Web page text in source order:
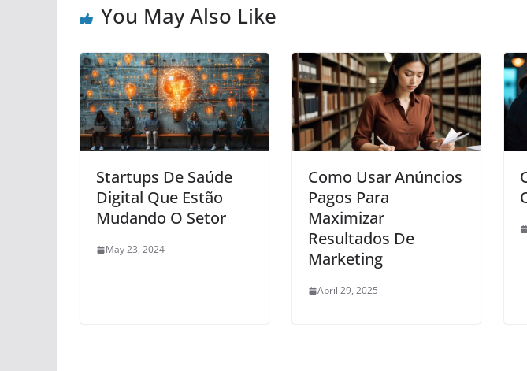
You May Also Like
Startups De Saúde
Digital Que Estão
Mudando O Setor
May 23, 2024
Como Usar Anúncios
Pagos Para
Maximizar
Resultados De
Marketing
April 29, 2025